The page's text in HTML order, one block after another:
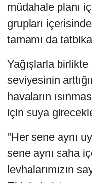
müdahale planı
grupları
tamamı da
Yağışlarla
seviyesinin
havaların
için suya
"Her sene aynı
sene aynı saha
levhalarımızın